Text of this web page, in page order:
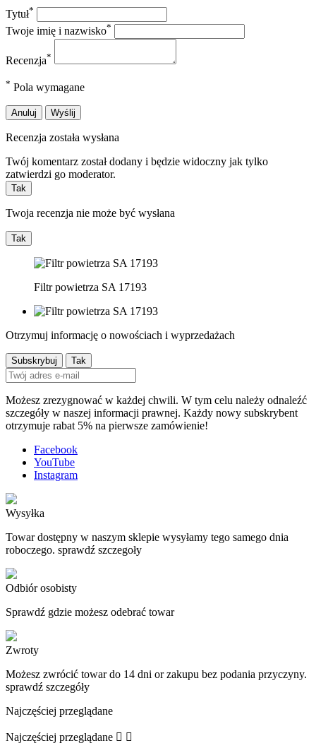
Tytuł*
Twoje imię i nazwisko*
Recenzja*
* Pola wymagane
Anuluj Wyślij
Recenzja została wysłana
Twój komentarz został dodany i będzie widoczny jak tylko
zatwierdzi go moderator.
Tak
Twoja recenzja nie może być wysłana
Tak
Filtr powietrza SA 17193
Otrzymuj informację o nowościach i wyprzedażach
Możesz zrezygnować w każdej chwili. W tym celu należy odnaleźć
szczegóły w naszej informacji prawnej. Każdy nowy subskrybent
otrzymuje rabat 5% na pierwsze zamówienie!
Facebook
YouTube
Instagram
Wysyłka
Towar dostępny w naszym sklepie wysyłamy tego samego dnia
roboczego. sprawdź szczegoły
Odbiór osobisty
Sprawdź gdzie możesz odebrać towar
Zwroty
Możesz zwrócić towar do 14 dni or zakupu bez podania przyczyny.
sprawdź szczegóły
Najczęściej przeglądane
Najczęściej przeglądane  